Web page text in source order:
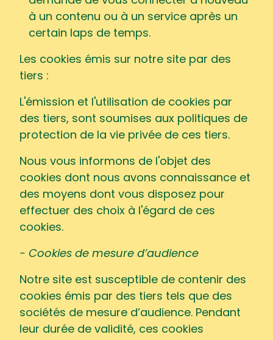
à un contenu ou à un service après un
certain laps de temps.
Les cookies émis sur notre site par des
tiers :
L'émission et l'utilisation de cookies par
des tiers, sont soumises aux politiques de
protection de la vie privée de ces tiers.
Nous vous informons de l'objet des
cookies dont nous avons connaissance et
des moyens dont vous disposez pour
effectuer des choix à l'égard de ces
cookies.
- Cookies de mesure d’audience
Notre site est susceptible de contenir des
cookies émis par des tiers tels que des
sociétés de mesure d’audience. Pendant
leur durée de validité, ces cookies